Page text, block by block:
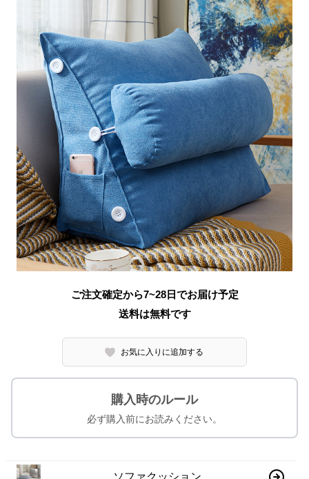
ご注文確定から7~28日でお届け予定
送料は無料です
お気に入りに追加する
購入時のルール
必ず購入前にお読みください。
ソファクッション